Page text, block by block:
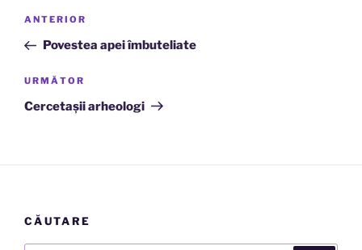
Navigare
articole
Articolul
anterior
ANTERIOR
Povestea apei îmbuteliate
Articolul
următor
URMĂTOR
Cercetașii arheologi
CĂUTARE